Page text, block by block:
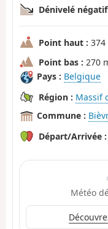
Dénivelé
Point haut : 374
Point bas : 270
Pays : Belgique
Région : Massif
Commune :
Départ/Arrivée :
Météo